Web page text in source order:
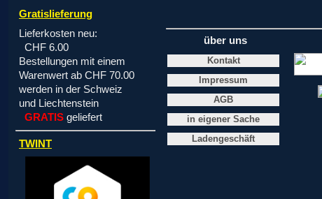
Gratislieferung
Lieferkosten neu:
CHF 6.00
Bestellungen mit einem
Warenwert ab CHF 70.00
werden in der Schweiz
und Liechtenstein
GRATIS geliefert
TWINT
über uns
Kontakt
Impressum
AGB
in eigener Sache
Ladengeschäft